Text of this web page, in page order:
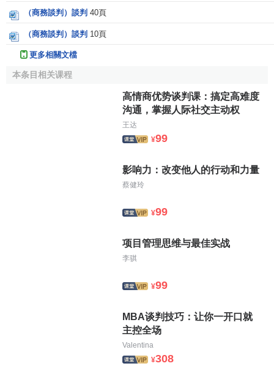
（商務談判）談判 40頁
（商務談判）談判 10頁
更多相關文檔
本条目相关课程
高情商优势谈判课：搞定高难度
沟通，掌握人际社交主动权
王达
¥99
影响力：改变他人的行动和力量
蔡健玲
¥99
项目管理思维与最佳实战
李骐
¥99
MBA谈判技巧：让你一开口就
主控全场
Valentina
¥308